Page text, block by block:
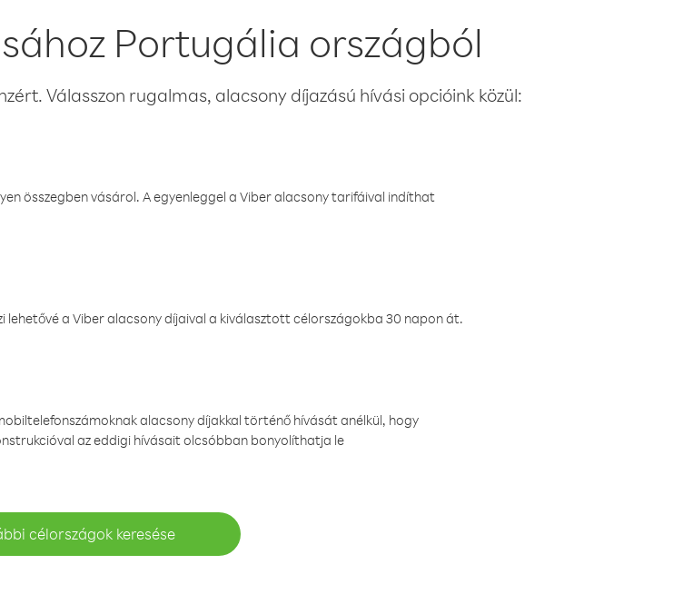
Portugália országból
Válasszon rugalmas, alacsony díjazású hívási opcióink közül:
összegben vásárol. A egyenleggel a Viber alacsony tarifáival indíthat
a Viber alacsony díjaival a kiválasztott célországokba 30 napon át.
alacsony díjakkal történő hívását anélkül, hogy
az eddigi hívásait olcsóbban bonyolíthatja le
célországok keresése